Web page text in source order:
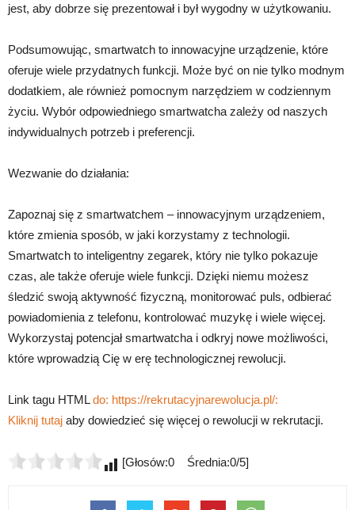
jest, aby dobrze się prezentował i był wygodny w użytkowaniu.
Podsumowując, smartwatch to innowacyjne urządzenie, które
oferuje wiele przydatnych funkcji. Może być on nie tylko modnym
dodatkiem, ale również pomocnym narzędziem w codziennym
życiu. Wybór odpowiedniego smartwatcha zależy od naszych
indywidualnych potrzeb i preferencji.
Wezwanie do działania:
Zapoznaj się z smartwatchem – innowacyjnym urządzeniem,
które zmienia sposób, w jaki korzystamy z technologii.
Smartwatch to inteligentny zegarek, który nie tylko pokazuje
czas, ale także oferuje wiele funkcji. Dzięki niemu możesz
śledzić swoją aktywność fizyczną, monitorować puls, odbierać
powiadomienia z telefonu, kontrolować muzykę i wiele więcej.
Wykorzystaj potencjał smartwatcha i odkryj nowe możliwości,
które wprowadzią Cię w erę technologicznej rewolucji.
Link tagu HTMLdo: https://rekrutacyjnarewolucja.pl/:
Kliknij tutaj aby dowiedzieć się więcej o rewolucji w rekrutacji.
[Głosów:0 Średnia:0/5]